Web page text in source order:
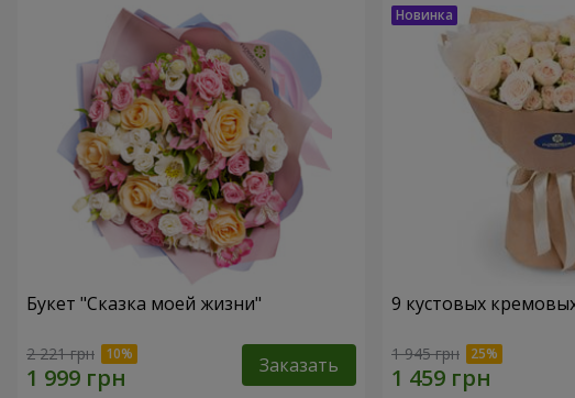
Букет "Сказка моей жизни"
2 221 грн Заказать
9 кустовых
1 945 грн